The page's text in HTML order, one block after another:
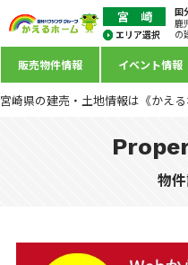
国
鹿
の
販売物件情報 イベント情報
宮崎県の建売・土地情報は《かえる
物